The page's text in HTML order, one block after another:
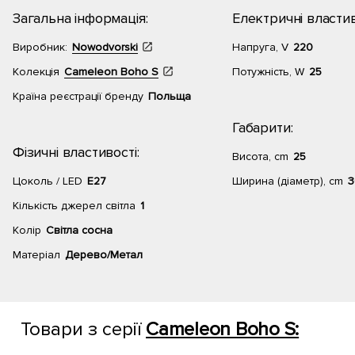
Загальна інформація:
Виробник: Nowodvorski
Колекція Cameleon Boho S
Країна реєстрації бренду Польща
Фізичні властивості:
Цоколь / LED E27
Кількість джерел світла 1
Колір Світла сосна
Матеріал Дерево/Метал
Електричні
Напруга, V 220
Потужність, W 25
Габарити:
Висота, cm 25
Ширина (діаметр), cm
Товари з серії Cameleon Boho S: